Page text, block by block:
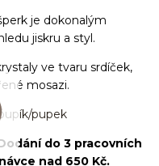
je dokonalým
jiskru a styl.
ve tvaru srdíček,
mosazi.
pupek
do 3 pracovních
nad 650 Kč.